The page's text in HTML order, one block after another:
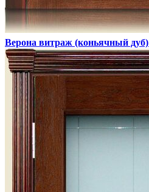
Верона витраж (коньячный дуб)